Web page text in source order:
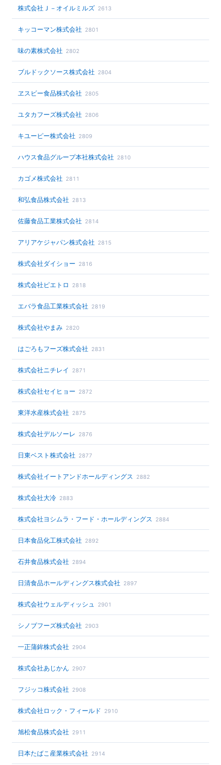
株式会社Ｊ－オイルミルズ 2613
キッコーマン株式会社 2801
味の素株式会社 2802
ブルドックソース株式会社 2804
ヱスビー食品株式会社 2805
ユタカフーズ株式会社 2806
キユーピー株式会社 2809
ハウス食品グループ本社株式会社 2810
カゴメ株式会社 2811
和弘食品株式会社 2813
佐藤食品工業株式会社 2814
アリアケジャパン株式会社 2815
株式会社ダイショー 2816
株式会社ピエトロ 2818
エバラ食品工業株式会社 2819
株式会社やまみ 2820
はごろもフーズ株式会社 2831
株式会社ニチレイ 2871
株式会社セイヒョー 2872
東洋水産株式会社 2875
株式会社デルソーレ 2876
日東ベスト株式会社 2877
株式会社イートアンドホールディングス 2882
株式会社大冷 2883
株式会社ヨシムラ・フード・ホールディングス 2884
日本食品化工株式会社 2892
石井食品株式会社 2894
日清食品ホールディングス株式会社 2897
株式会社ウェルディッシュ 2901
シノブフーズ株式会社 2903
一正蒲鉾株式会社 2904
株式会社あじかん 2907
フジッコ株式会社 2908
株式会社ロック・フィールド 2910
旭松食品株式会社 2911
日本たばこ産業株式会社 2914